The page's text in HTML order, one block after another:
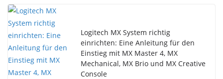
Logitech MX System richtig
einrichten: Eine Anleitung für den
Einstieg mit MX Master 4, MX
Mechanical, MX Brio und MX Creative
Console